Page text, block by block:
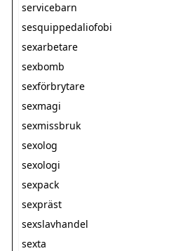
servicebarn
sesquippedaliofobi
sexarbetare
sexbomb
sexförbrytare
sexmagi
sexmissbruk
sexolog
sexologi
sexpack
sexpräst
sexslavhandel
sexta